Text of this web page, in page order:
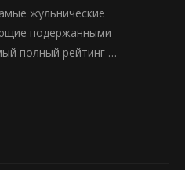
жульнические
подержанными
полный рейтинг …